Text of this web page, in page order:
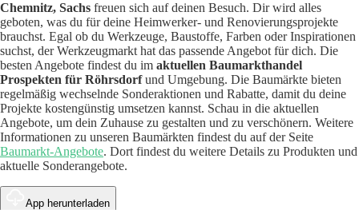
Chemnitz, Sachs freuen sich auf deinen Besuch. Dir wird alles
geboten, was du für deine Heimwerker- und Renovierungsprojekte
brauchst. Egal ob du Werkzeuge, Baustoffe, Farben oder Inspirationen
suchst, der Werkzeugmarkt hat das passende Angebot für dich. Die
besten Angebote findest du im aktuellen Baumarkthandel
Prospekten für Röhrsdorfund Umgebung. Die Baumärkte bieten
regelmäßig wechselnde Sonderaktionen und Rabatte, damit du deine
Projekte kostengünstig umsetzen kannst. Schau in die aktuellen
Angebote, um dein Zuhause zu gestalten und zu verschönern. Weitere
Informationen zu unseren Baumärkten findest du auf der Seite
Baumarkt-Angebote. Dort findest du weitere Details zu Produkten und
aktuelle Sonderangebote.
App herunterladen